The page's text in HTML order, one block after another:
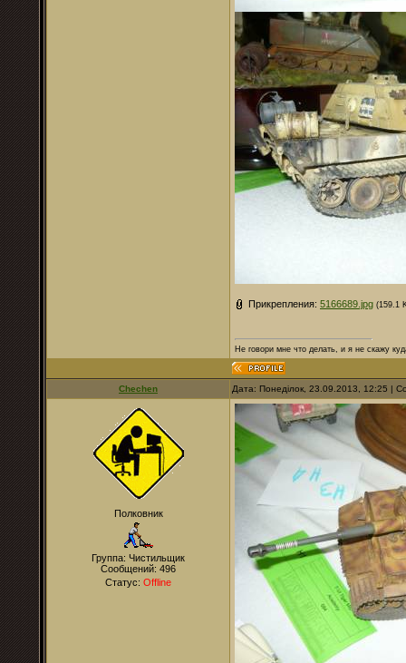
Прикрепления: 5166689.jpg (159.1
Не говори мне что делать, и я не скажу
Chechen Дата: Понеділок, 23.09.2013, 12:25 |
Полковник
Группа: Чистильщик
Сообщений: 496
Статус: Offline